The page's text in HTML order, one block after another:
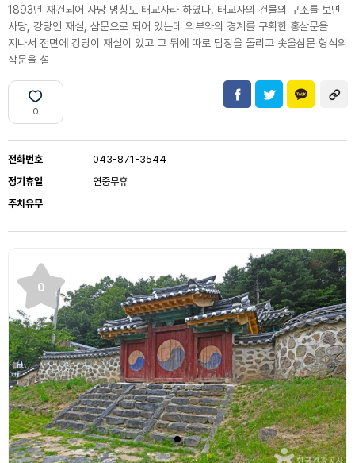
1893년 재건되어 사당 명칭도 태교사라 하였다. 태교사의 건물의 구조를 보면
사당, 강당인 재실, 삼문으로 되어 있는데 외부와의 경계를 구획한 홍살문을
지나서 전면에 강당이 재실이 있고 그 뒤에 따로 담장을 돌리고 솟을삼문 형식의
삼문을 설
0
전화번호
043-871-3544
정기휴일
연중무휴
주차유무
0